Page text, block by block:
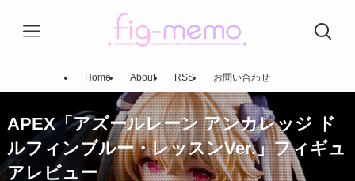
Home About RSS お問い合わせ
APEX「アズールレーン アンカレッジ ド
ルフィンブルー・レッスンVer.」フィギュ
アレビュー